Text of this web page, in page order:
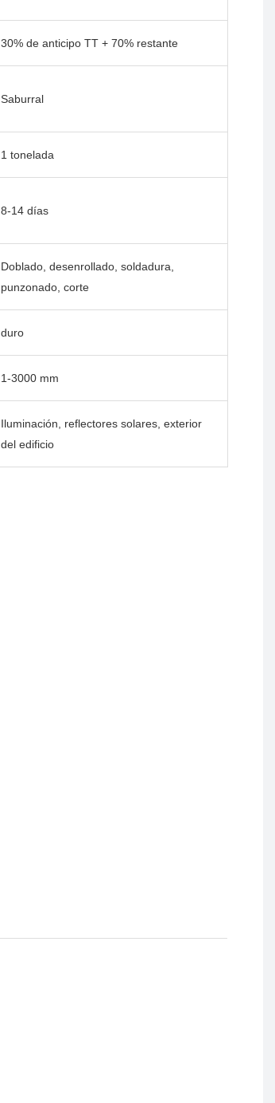
30% de anticipo TT + 70% restante
Saburral
1 tonelada
8-14 días
Doblado, desenrollado, soldadura,
punzonado, corte
duro
1-3000 mm
Iluminación, reflectores solares, exterior
del edificio